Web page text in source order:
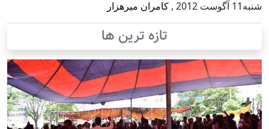
شنبه11 آگوست 2012 , کامران میرهزار
تازه ترین ها